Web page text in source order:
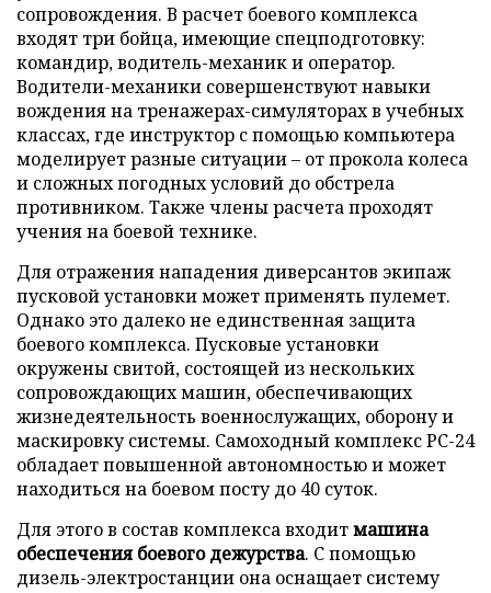
сопровождения. В расчет боевого комплекса
входят три бойца, имеющие спецподготовку:
командир, водитель-механик и оператор.
Водители-механики совершенствуют навыки
вождения на тренажерах-симуляторах в учебных
классах, где инструктор с помощью компьютера
моделирует разные ситуации – от прокола колеса
и сложных погодных условий до обстрела
противником. Также члены расчета проходят
учения на боевой технике.
Для отражения нападения диверсантов экипаж
пусковой установки может применять пулемет.
Однако это далеко не единственная защита
боевого комплекса. Пусковые установки
окружены свитой, состоящей из нескольких
сопровождающих машин, обеспечивающих
жизнедеятельность военнослужащих, оборону и
маскировку системы. Самоходный комплекс РС-24
обладает повышенной автономностью и может
находиться на боевом посту до 40 суток.
Для этого в состав комплекса входитмашина
обеспечения боевого дежурства. С помощью
дизель-электростанции она оснащает систему